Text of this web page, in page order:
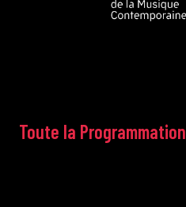
Toute la Programmation